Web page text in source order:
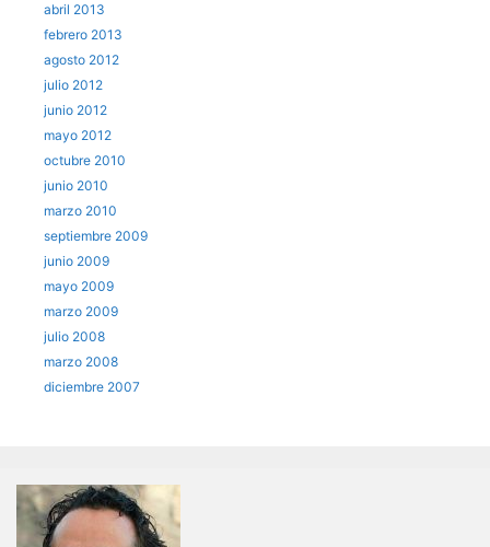
abril 2013
febrero 2013
agosto 2012
julio 2012
junio 2012
mayo 2012
octubre 2010
junio 2010
marzo 2010
septiembre 2009
junio 2009
mayo 2009
marzo 2009
julio 2008
marzo 2008
diciembre 2007